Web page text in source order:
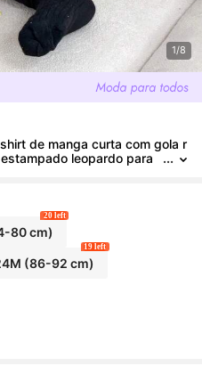
1/8
de manga curta com gola r
leopardo para
80 cm)
20 left
(86-92 cm)
19 left